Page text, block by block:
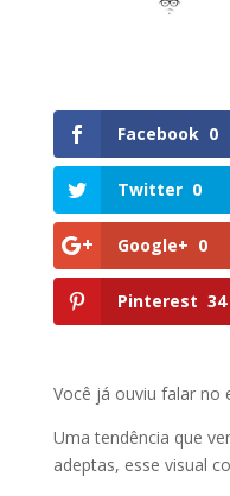
Facebook 0
Twitter 0
Google+ 0
Pinterest 34
Você já ouviu falar no
Uma tendência que
adeptas, esse visual